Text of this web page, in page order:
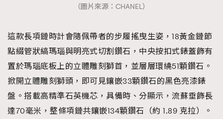
（圖片來源：CHANEL）
這款長項鏈時計會隨佩帶者的步履搖曳生姿，18黃金鏈節
點綴管狀縞瑪瑙與明亮式切割鑽石，中央按扣式錶蓋飾有
置於瑪瑙底板上的立體雕刻獅首，並層層環繞51顆鑽石。
掀開立體雕刻獅頭，即可見鑲嵌33顆鑽石的黑色亮漆錶
盤。搭載高精準石英機芯，具備時、分顯示，流蘇垂飾長
達70毫米，整條項鏈共鑲嵌134顆鑽石（約 1.89 克拉）。